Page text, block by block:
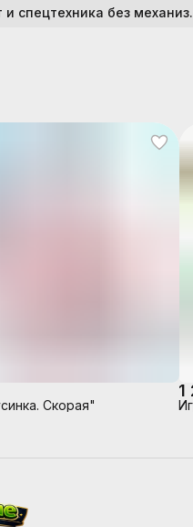
Скорая"
1